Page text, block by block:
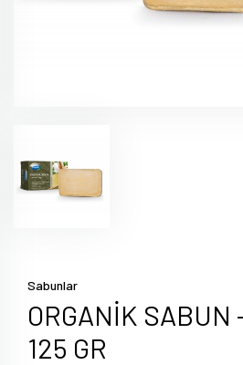
Sabunlar
ORGANİK SABUN
125 GR